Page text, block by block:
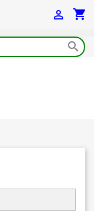
shopping_cart

